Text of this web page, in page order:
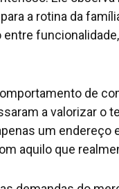
a rotina da
de
a valorizar o
um endereço
aquilo que